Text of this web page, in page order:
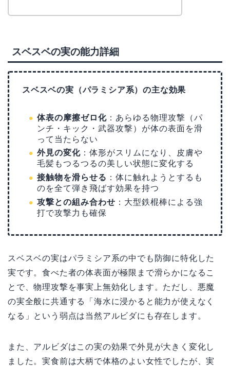
スベスベの実の能力詳細
スベスベの実（パラミシア系）の主な効果
体表の摩擦ゼロ化 ：あらゆる物理攻撃（パ
ンチ・キック・武器攻撃）が体の表面を滑
って当たらない
外見の変化 ：体形がスリムになり、皮膚や
毛髪もつるつるの美しい状態に変化する
接触物を滑らせる ：体に触れようとするも
のを全て弾き飛ばす効果を持つ
攻撃との組み合わせ ：大型鉄棍棒による強
打で攻撃力も確保
スベスベの実はパラミシア系の中でも防御に特化した
実です。食べた者の体表面が極限まで滑らかになるこ
とで、物理攻撃を事実上無効化します。ただし、悪魔
の実全般に共通する「海水に浸かると能力が使えなく
なる」という弱点は当然アルビダにも存在します。
また、アルビダはこの実の効果で外見が大きく変化し
ました。実食前は大柄で体格のよい女性でしたが、実